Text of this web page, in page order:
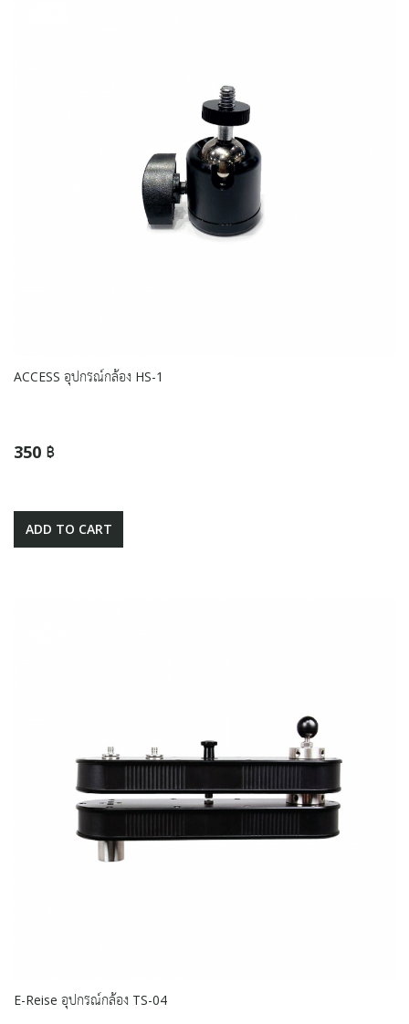
ACCESS อุปกรณ์กล้อง HS-1
350 ฿
ADD TO CART
E-Reise อุปกรณ์กล้อง TS-04